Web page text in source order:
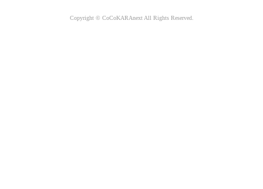
Copyright © CoCoKARAnext All Rights Reserved.